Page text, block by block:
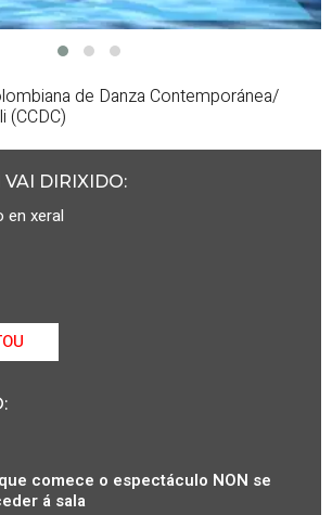
de Danza Contemporánea/
(CCDC)
DIRIXIDO:
en xeral
:
comece o espectáculo NON se
á sala